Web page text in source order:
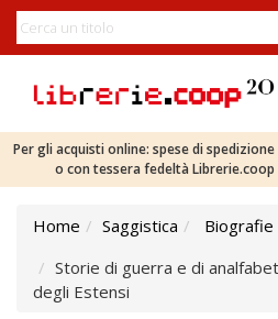
Per gli acquisti online: spese di
o con tessera fedeltà
Home Saggistica
Biografie
Storie di guerra e di
degli Estensi